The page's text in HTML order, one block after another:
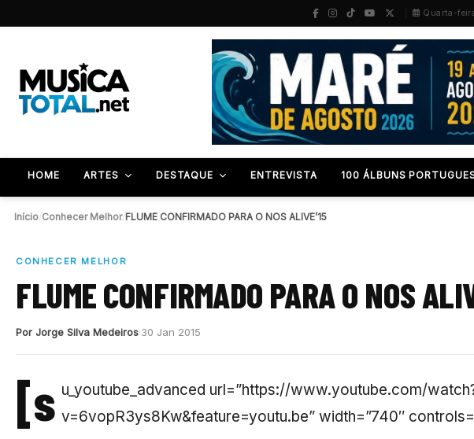
Quarta-
HOME ARTES DESTAQUE ENTREVISTA 100 ÁLBUNS
Início Conhecer Melhor/ FLUME CONFIRMADO PARA O NOS ALIVE’15
CONHECER MELHOR
FLUME CONFIRMADO PARA O NOS
Por Jorge Silva Medeiros 30 Jan 2015
[s u_youtube_advanced url=”https://www.youtube.com/
v=6vopR3ys8Kw&feature=youtu.be” width=”740″